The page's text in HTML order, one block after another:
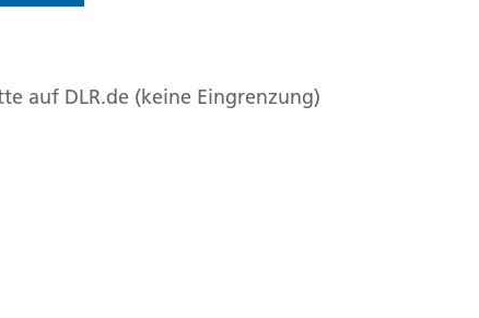
auf DLR.de (keine Eingrenzung)